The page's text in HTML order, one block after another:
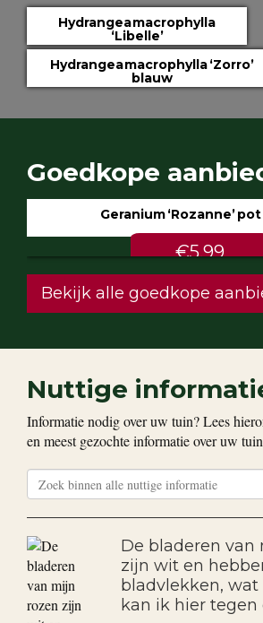
Hydrangea macrophylla
‘Libelle’
Hydrangea macrophylla ‘Zorro’
blauw
Goedkope
Geranium ‘Rozanne’
€5.99
Bekijk alle goedkope
Nuttige
Informatie nodig over uw tuin? Lees
en meest gezochte informatie over uw
De bladeren van
zijn wit en
bladvlekken,
kan ik hier tegen